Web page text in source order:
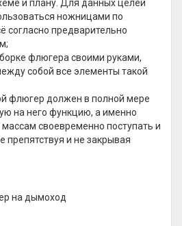
и плану. Для данных целей
ножницами по
согласно предварительно
флюгера своими руками,
собой все элементы такой
флюгер должен в полной мере
на него функцию, а именно
своевременно поступать и
препятствуя и не закрывая